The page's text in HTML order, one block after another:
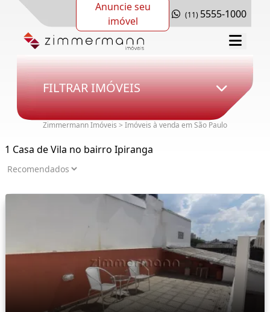
Anuncie seu
imóvel
(11) 5555-1000
FILTRAR IMÓVEIS
Zimmermann Imóveis > Imóveis à venda em São Paulo
1 Casa de Vila no bairro Ipiranga